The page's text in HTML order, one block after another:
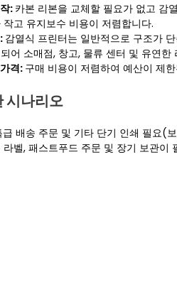
: 카본 리본을 교체할 필요가 없고 감
작고 유지보수 비용이 저렴합니다.
감열식 프린터는 일반적으로 구조가
어 소매점, 창고, 물류 센터 및 유연
격: 구매 비용이 저렴하여 예산이 제
시나리오
급 배송 주문 및 기타 단기 인쇄 필요(
라벨, 패스트푸드 주문 및 장기 보관이